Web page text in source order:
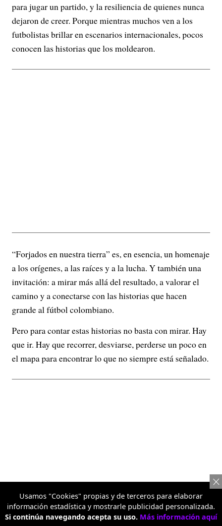
para jugar un partido, y la resiliencia de quienes nunca
dejaron de creer. Porque mientras muchos ven a los
futbolistas brillar en escenarios internacionales, pocos
conocen las historias que los moldearon.
“Forjados en nuestra tierra” es, en esencia, un homenaje
a los orígenes, a las raíces y a la lucha. Y también una
invitación: a mirar más allá del resultado, a valorar el
camino y a conectarse con las historias que hacen
grande al fútbol colombiano.
Pero para contar estas historias no basta con mirar. Hay
que ir. Hay que recorrer, desviarse, perderse un poco en
el mapa para encontrar lo que no siempre está señalado.
Usamos "Cookies" propias y de terceros para elaborar
información estadística y mostrarle publicidad personalizada.
Si continúa navegando acepta su uso. Más información aquí